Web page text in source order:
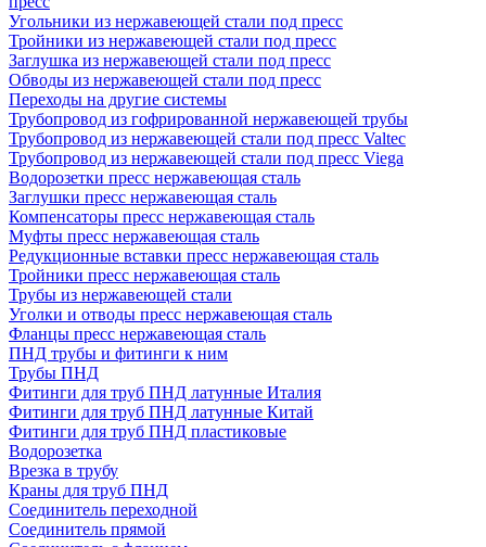
Угольники из нержавеющей стали под пресс
Тройники из нержавеющей стали под пресс
Заглушка из нержавеющей стали под пресс
Обводы из нержавеющей стали под пресс
Переходы на другие системы
Трубопровод из гофрированной нержавеющей трубы
Трубопровод из нержавеющей стали под пресс Valtec
Трубопровод из нержавеющей стали под пресс Viega
Водорозетки пресс нержавеющая сталь
Заглушки пресс нержавеющая сталь
Компенсаторы пресс нержавеющая сталь
Муфты пресс нержавеющая сталь
Редукционные вставки пресс нержавеющая сталь
Тройники пресс нержавеющая сталь
Трубы из нержавеющей стали
Уголки и отводы пресс нержавеющая сталь
Фланцы пресс нержавеющая сталь
ПНД трубы и фитинги к ним
Трубы ПНД
Фитинги для труб ПНД латунные Италия
Фитинги для труб ПНД латунные Китай
Фитинги для труб ПНД пластиковые
Водорозетка
Врезка в трубу
Краны для труб ПНД
Соединитель переходной
Соединитель прямой